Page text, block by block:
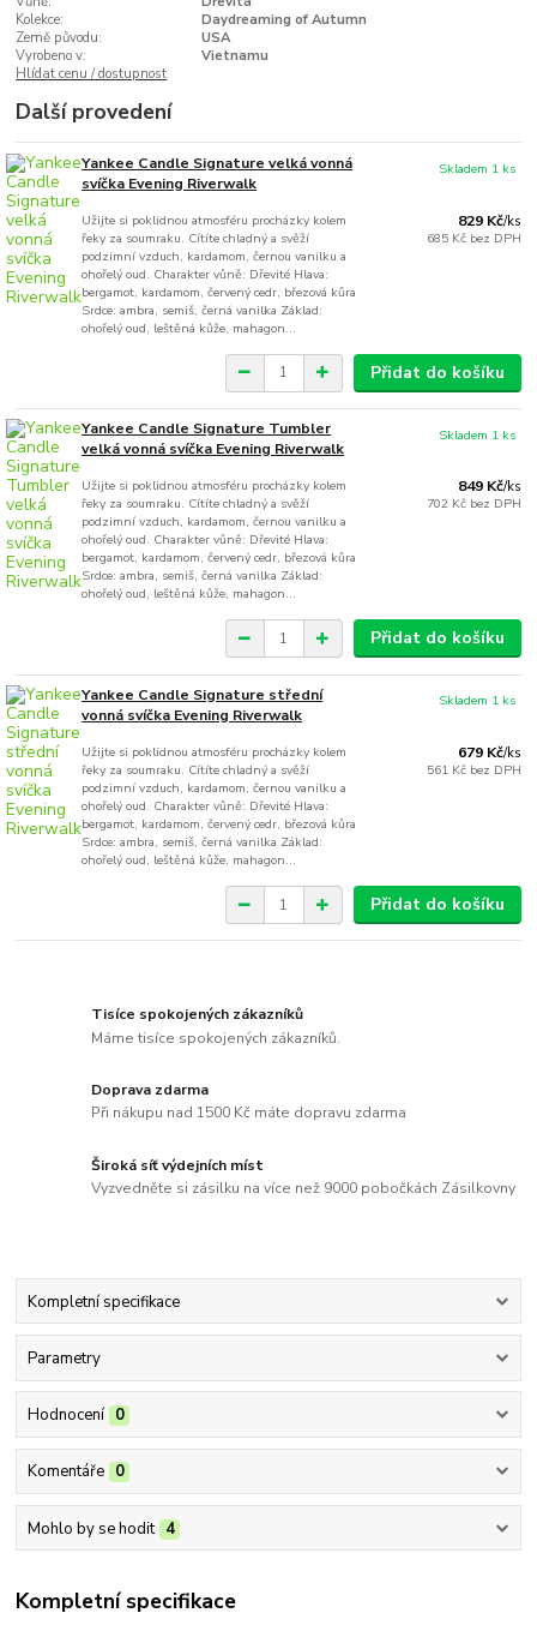
Kolekce:
Daydreaming of Autumn
Země původu:
USA
Vyrobeno v:
Vietnamu
Hlídat cenu / dostupnost
Další provedení
Yankee Candle Signature velká vonná
svíčka Evening Riverwalk
Užijte si poklidnou atmosféru procházky kolem
řeky za soumraku. Cítíte chladný a svěží
podzimní vzduch, kardamom, černou vanilku a
ohořelý oud. Charakter vůně: Dřevité Hlava:
bergamot, kardamom, červený cedr, březová kůra
Srdce: ambra, semiš, černá vanilka Základ:
ohořelý oud, leštěná kůže, mahagon...
829 Kč/ks
685 Kč bez DPH
Skladem 1 ks
Přidat do košíku
Yankee Candle Signature Tumbler
velká vonná svíčka Evening Riverwalk
Užijte si poklidnou atmosféru procházky kolem
řeky za soumraku. Cítíte chladný a svěží
podzimní vzduch, kardamom, černou vanilku a
ohořelý oud. Charakter vůně: Dřevité Hlava:
bergamot, kardamom, červený cedr, březová kůra
Srdce: ambra, semiš, černá vanilka Základ:
ohořelý oud, leštěná kůže, mahagon...
849 Kč/ks
702 Kč bez DPH
Skladem 1 ks
Přidat do košíku
Yankee Candle Signature střední
vonná svíčka Evening Riverwalk
Užijte si poklidnou atmosféru procházky kolem
řeky za soumraku. Cítíte chladný a svěží
podzimní vzduch, kardamom, černou vanilku a
ohořelý oud. Charakter vůně: Dřevité Hlava:
bergamot, kardamom, červený cedr, březová kůra
Srdce: ambra, semiš, černá vanilka Základ:
ohořelý oud, leštěná kůže, mahagon...
679 Kč/ks
561 Kč bez DPH
Skladem 1 ks
Přidat do košíku
Tisíce spokojených zákazníků
Máme tisíce spokojených zákazníků.
Doprava zdarma
Při nákupu nad 1500 Kč máte dopravu zdarma
Široká síť výdejních míst
Vyzvedněte si zásilku na více než 9000 pobočkách Zásilkovny
Kompletní specifikace
Parametry
Hodnocení 0
Komentáře 0
Mohlo by se hodit 4
Kompletní specifikace